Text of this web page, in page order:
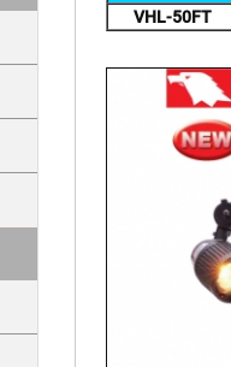
VHL-50FT